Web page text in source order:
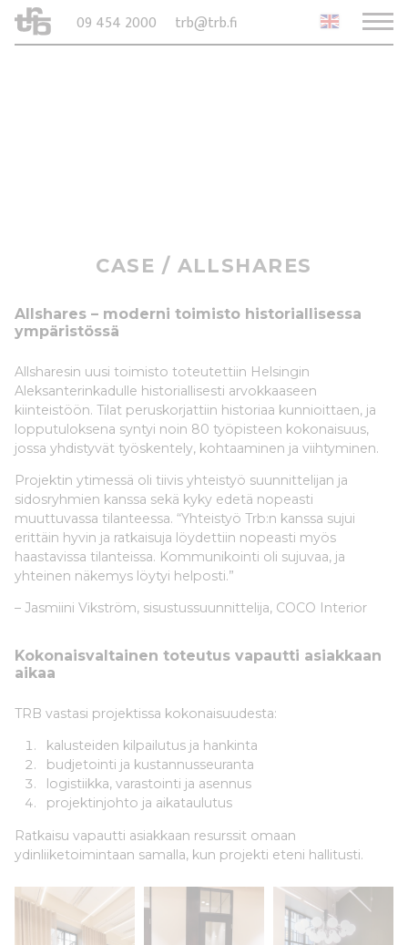
09 454 2000 trb@trb.fi
CASE / ALLSHARES
Allshares – moderni toimisto historiallisessa
ympäristössä
Allsharesin uusi toimisto toteutettiin Helsingin
Aleksanterinkadulle historiallisesti arvokkaaseen
kiinteistöön. Tilat peruskorjattiin historiaa kunnioittaen, ja
lopputuloksena syntyi noin 80 työpisteen kokonaisuus,
jossa yhdistyvät työskentely, kohtaaminen ja viihtyminen.
Projektin ytimessä oli tiivis yhteistyö suunnittelijan ja
sidosryhmien kanssa sekä kyky edetä nopeasti
muuttuvassa tilanteessa. “Yhteistyö Trb:n kanssa sujui
erittäin hyvin ja ratkaisuja löydettiin nopeasti myös
haastavissa tilanteissa. Kommunikointi oli sujuvaa, ja
yhteinen näkemys löytyi helposti.”
– Jasmiini Vikström, sisustussuunnittelija, COCO Interior
Kokonaisvaltainen toteutus vapautti asiakkaan
aikaa
TRB vastasi projektissa kokonaisuudesta:
kalusteiden kilpailutus ja hankinta
budjetointi ja kustannusseuranta
logistiikka, varastointi ja asennus
projektinjohto ja aikataulutus
Ratkaisu vapautti asiakkaan resurssit omaan
ydinliiketoimintaan samalla, kun projekti eteni hallitusti.